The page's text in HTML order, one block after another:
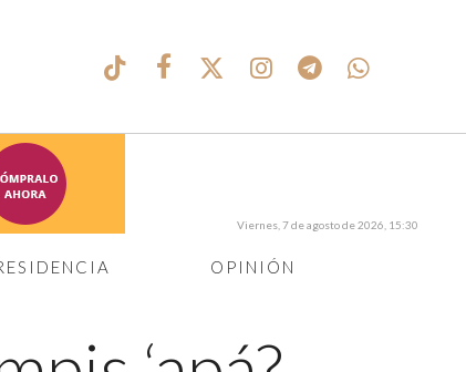
OPINIÓN
Viernes, 7 de agosto de 2026, 15:30